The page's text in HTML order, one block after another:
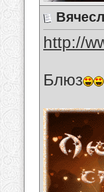
http://
Блюз